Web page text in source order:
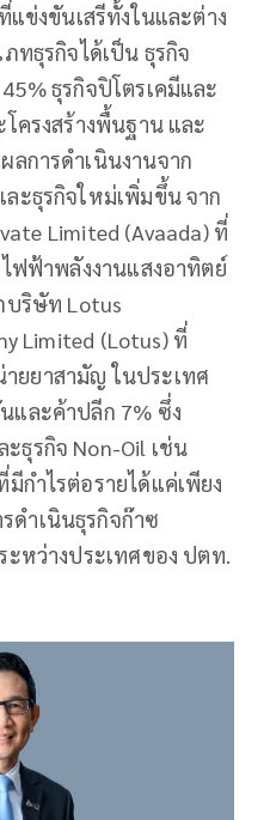
ข่งขันเสรีทั้งในและต่าง
ทธุรกิจได้เป็น ธุรกิจ
ธุรกิจปิโตรเคมีและ
ครงสร้างพื้นฐาน และ
การดำเนินงานจาก
ะธุรกิจใหม่เพิ่มขึ้น จาก
Limited (Avaada) ที่
ไฟฟ้าพลังงานแสงอาทิตย์
บริษัท Lotus
Limited (Lotus) ที่
ยยาสามัญ ในประเทศ
และค้าปลีก 7% ซึ่ง
ธุรกิจ Non-Oil เช่น
กำไรต่อรายได้แค่เพียง
ดำเนินธุรกิจก๊าซ
ะหว่างประเทศของ ปตท.